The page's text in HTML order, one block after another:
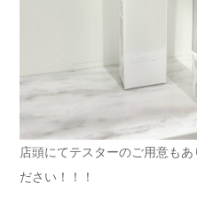
店頭にてテスターのご用意も
ださい！！！